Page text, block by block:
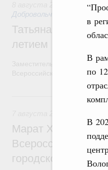
в
В
по
В
Добровольчество и
Татьяна Голикова
летием
Заместитель Председателя
Всероссийского
Марат Хуснуллин
Всероссийского
городской среды